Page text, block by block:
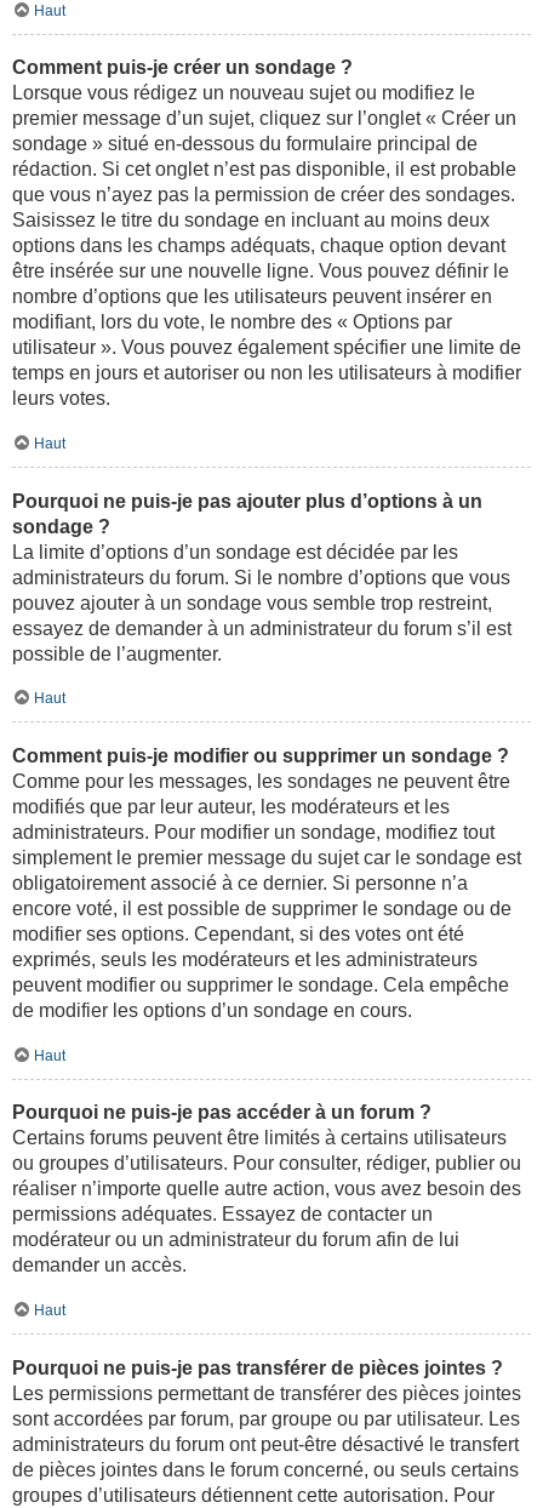
Haut
Comment puis-je créer un sondage ?
Lorsque vous rédigez un nouveau sujet ou modifiez le
premier message d’un sujet, cliquez sur l’onglet « Créer un
sondage » situé en-dessous du formulaire principal de
rédaction. Si cet onglet n’est pas disponible, il est probable
que vous n’ayez pas la permission de créer des sondages.
Saisissez le titre du sondage en incluant au moins deux
options dans les champs adéquats, chaque option devant
être insérée sur une nouvelle ligne. Vous pouvez définir le
nombre d’options que les utilisateurs peuvent insérer en
modifiant, lors du vote, le nombre des « Options par
utilisateur ». Vous pouvez également spécifier une limite de
temps en jours et autoriser ou non les utilisateurs à modifier
leurs votes.
Haut
Pourquoi ne puis-je pas ajouter plus d’options à un
sondage ?
La limite d’options d’un sondage est décidée par les
administrateurs du forum. Si le nombre d’options que vous
pouvez ajouter à un sondage vous semble trop restreint,
essayez de demander à un administrateur du forum s’il est
possible de l’augmenter.
Haut
Comment puis-je modifier ou supprimer un sondage ?
Comme pour les messages, les sondages ne peuvent être
modifiés que par leur auteur, les modérateurs et les
administrateurs. Pour modifier un sondage, modifiez tout
simplement le premier message du sujet car le sondage est
obligatoirement associé à ce dernier. Si personne n’a
encore voté, il est possible de supprimer le sondage ou de
modifier ses options. Cependant, si des votes ont été
exprimés, seuls les modérateurs et les administrateurs
peuvent modifier ou supprimer le sondage. Cela empêche
de modifier les options d’un sondage en cours.
Haut
Pourquoi ne puis-je pas accéder à un forum ?
Certains forums peuvent être limités à certains utilisateurs
ou groupes d’utilisateurs. Pour consulter, rédiger, publier ou
réaliser n’importe quelle autre action, vous avez besoin des
permissions adéquates. Essayez de contacter un
modérateur ou un administrateur du forum afin de lui
demander un accès.
Haut
Pourquoi ne puis-je pas transférer de pièces jointes ?
Les permissions permettant de transférer des pièces jointes
sont accordées par forum, par groupe ou par utilisateur. Les
administrateurs du forum ont peut-être désactivé le transfert
de pièces jointes dans le forum concerné, ou seuls certains
groupes d’utilisateurs détiennent cette autorisation. Pour